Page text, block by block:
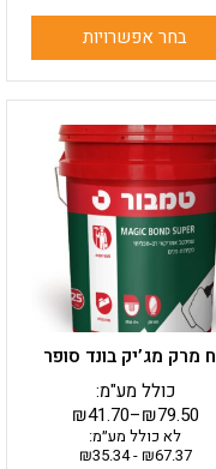
בחר אפשרויות
מרק מג’יק בונד סופר
₪41.70–₪79.50
כולל מע"מ:
לא כולל מע״מ:
₪67.37
-
₪35.34
זה
יש
מספר
סוגים.
ניתן
לבחור
את
האפשרויות
בעמוד
המוצר